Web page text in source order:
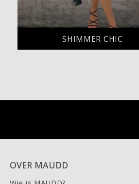
SHIMMER CHIC
OVER MAUDD